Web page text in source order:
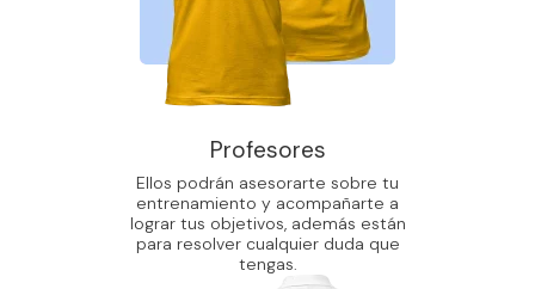
Profesores
Ellos podrán asesorarte sobre tu
entrenamiento y acompañarte a
lograr tus objetivos, además están
para resolver cualquier duda que
tengas.